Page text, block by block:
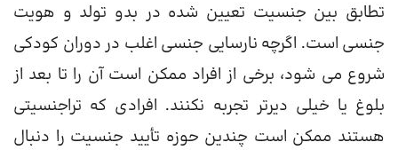
تطابق بین جنسیت تعیین شده در بدو تولد و هویت
جنسی است. اگرچه نارسایی جنسی اغلب در دوران کودکی
شروع می شود، برخی از افراد ممکن است آن را تا بعد از
بلوغ یا خیلی دیرتر تجربه نکنند. افرادی که تراجنسیتی
هستند ممکن است چندین حوزه تأیید جنسیت را دنبال